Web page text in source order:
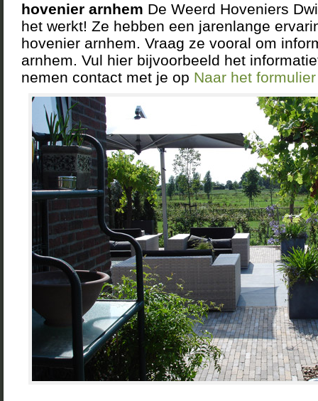
hovenier arnhem De Weerd Hoveniers
het werkt! Ze hebben een jarenlange
hovenier arnhem. Vraag ze vooral om
arnhem. Vul hier bijvoorbeeld het
nemen contact met je op Naar het